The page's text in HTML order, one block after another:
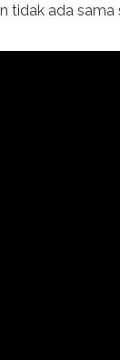
tidak ada sama